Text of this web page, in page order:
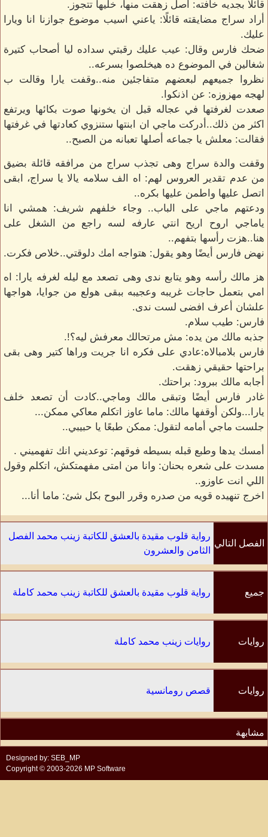
قائلًا بجديه خافته: أصل زهقت منها، خليها تتجوز.
أراد سراج مضايقته قائلًا: ياعني اسيب موضوع جوازنا انا ويارا
عليك.
ضحك فارس وقال: عيب عليك رقبتي سداده ليا أصحاب كتيرة
شغالين في الموضوع ده هيخلصوا بسرعه..
نظروا جميعهم لبعضهم متفاجئين منه..وقفت يارا وقالت ب
لهجه مهزوزه: عن اذنكوا.
صعدت لغرفتها في عجاله قبل ان يخونها صوت بكائها ويرتفع
اكثر من ذلك..أدركت ماجي ان ابنتها ستنزوي كعادتها في غرفتها
فقالت: معلش يا جماعه أصلها تعبانه من الصبح..
وقفت والدة سراج وهى تجذب سراج من مرافقه قائلة بضيق
من عدم تقدير العروس لهم: اه الف سلامه يالا يا سراج، ابقى
اتصل عليها واطمن عليها بكره..
ودعتهم ماجي على الباب.. وجاء خلفهم شريف: همشي انا
ياماجي اروح اريح انتي عارفه لسه راجع من الشغل على
هنا..هزت رأسها بتفهم..
نهض فارس أيضًا وهو يقول: هتواجه امك دلوقتي..خلاص فكرت.
هز مالك رأسه وهو يتابع ندى وهى تصعد مع ليله لغرفه يارا: اه
امي بتعمل حاجات غريبه وعجيبه ببقى هولع من جوايا، هواجها
علشان أعرف افضى لست ندى.
فارس: طيب سلام.
جذبه مالك من يده: مش مرتحالك معرفش ليه؟!.
فارس بلامبالاه:عادي على فكره انا جريت وراها كتير وهى بقى
براحتها حقيقي زهقت.
أجابه مالك ببرود: براحتك.
غادر فارس أيضًا وتبقى مالك وماجي..كادت أن تصعد خلف
يارا...ولكن أوقفها مالك: ماما عاوز اتكلم معاكي ممكن...
جلست ماجي أمامه لتقول: ممكن طبعًا يا حبيبي..
أمسك يدها وطبع قبله بسيطه فوقهم: توعديني انك تفهميني .
مسدت على شعره بحنان: وانا من امتى مفهمتكش، اتكلم وقول
اللي انت عاوزو..
اخرج تنهيده قويه من صدره وقرر البوح بكل شئ: ماما أنا...
الفصل التالي
رواية قلوب مقيدة بالعشق للكاتبة زينب محمد الفصل
الثامن والعشرون
جميع رواية قلوب مقيدة بالعشق للكاتبة زينب محمد كاملة
روايات روايات زينب محمد كاملة
روايات
مشابهة
قصص رومانسية
Designed by: SEB_MP
Copyright © 2003-2026 MP Software